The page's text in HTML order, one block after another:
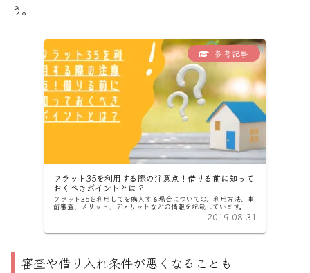
う。
フラット35を利用する際の注意点！借りる前に知って
おくべきポイントとは？
フラット35を利用してを購入する場合についての、利用方法、事
前審査、メリット、デメリットなどの情報を記載しています。
2019.08.31
審査や借り入れ条件が悪くなることも